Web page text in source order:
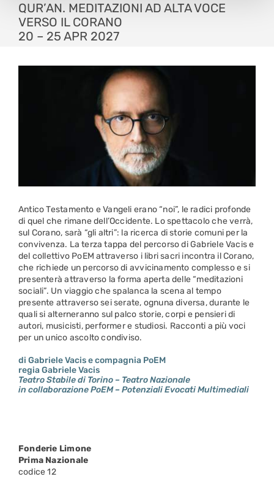
QUR’AN. MEDITAZIONI AD ALTA VOCE
VERSO IL CORANO
20 – 25 APR 2027
Antico Testamento e Vangeli erano “noi”, le radici profonde
di quel che rimane dell’Occidente. Lo spettacolo che verrà,
sul Corano, sarà “gli altri”: la ricerca di storie comuni per la
convivenza. La terza tappa del percorso di Gabriele Vacis e
del collettivo PoEM attraverso i libri sacri incontra il Corano,
che richiede un percorso di avvicinamento complesso e si
presenterà attraverso la forma aperta delle “meditazioni
sociali”. Un viaggio che spalanca la scena al tempo
presente attraverso sei serate, ognuna diversa, durante le
quali si alterneranno sul palco storie, corpi e pensieri di
autori, musicisti, performer e studiosi. Racconti a più voci
per un unico ascolto condiviso.
di Gabriele Vacis e compagnia PoEM
regia Gabriele Vacis
Teatro Stabile di Torino – Teatro Nazionale
in collaborazione PoEM – Potenziali Evocati Multimediali
Fonderie Limone
Prima Nazionale
codice 12